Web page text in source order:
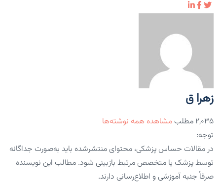
زهرا ق
۲,۰۳۵ مطلب
مشاهده همه نوشته‌ها
توجه:
در مقالات حساس پزشکی، محتوای منتشرشده باید به‌صورت جداگانه
توسط پزشک یا متخصص مرتبط بازبینی شود. مطالب این نویسنده
صرفاً جنبه آموزشی و اطلاع‌رسانی دارند.